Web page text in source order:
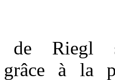
de Riegl
grâce à la